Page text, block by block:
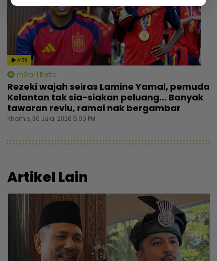
4:59
mStar | Berita
Rezeki wajah seiras Lamine Yamal, pemuda
Kelantan tak sia-siakan peluang... Banyak
tawaran reviu, ramai nak bergambar
Khamis, 30 Julai 2026 5:00 PM
Artikel Lain